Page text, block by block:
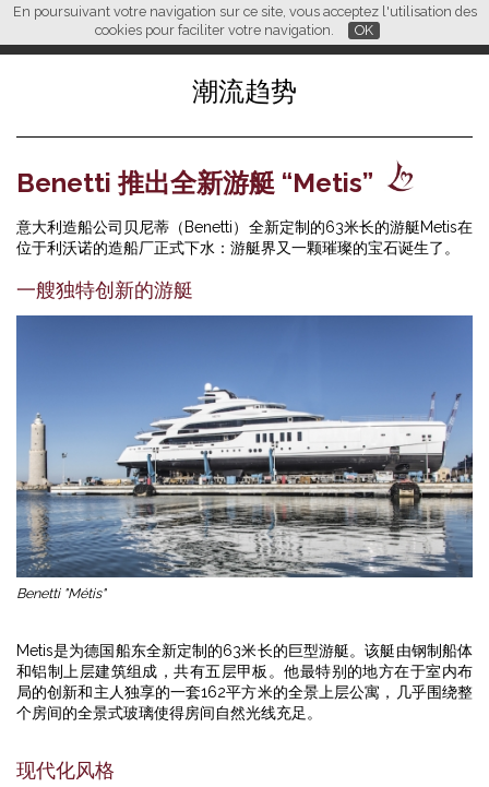
En poursuivant votre navigation sur ce site, vous acceptez l'utilisation des
cookies pour faciliter votre navigation.
OK
FR EN CN
L M
潮流趋势
Benetti 推出全新游艇 “Metis”
意大利造船公司贝尼蒂（Benetti）全新定制的63米长的游艇Metis在
位于利沃诺的造船厂正式下水：游艇界又一颗璀璨的宝石诞生了。
一艘独特创新的游艇
Benetti "Métis"
Metis是为德国船东全新定制的63米长的巨型游艇。该艇由钢制船体
和铝制上层建筑组成，共有五层甲板。他最特别的地方在于室内布
局的创新和主人独享的一套162平方米的全景上层公寓，几乎围绕整
个房间的全景式玻璃使得房间自然光线充足。
现代化风格